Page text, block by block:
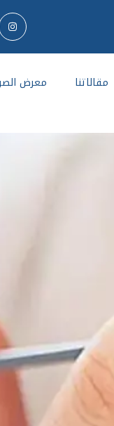
مقالاتنا معرض